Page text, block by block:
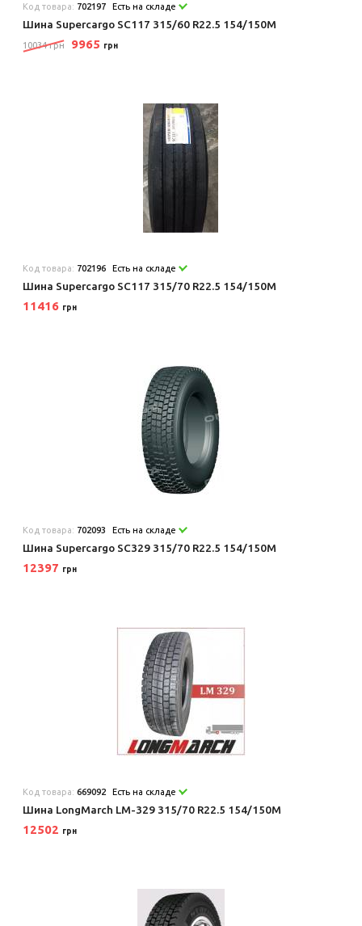
Код товара: 702197 Есть на складе
Шина Supercargo SC117 315/60 R22.5 154/150M
10034 грн 9965 грн
Код товара: 702196 Есть на складе
Шина Supercargo SC117 315/70 R22.5 154/150M
11416 грн
Код товара: 702093 Есть на складе
Шина Supercargo SC329 315/70 R22.5 154/150M
12397 грн
Код товара:669092 Есть на складе
Шина LongMarch LM-329 315/70 R22.5 154/150M
12502 грн